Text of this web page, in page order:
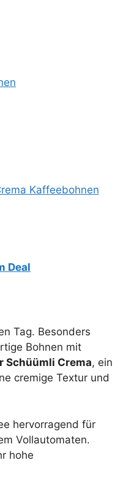
Kaffeebohnen
Deal
Tag. Besonders
Bohnen mit
Schüümli Crema, ein
cremige Textur und
hervorragend für
Vollautomaten.
hohe